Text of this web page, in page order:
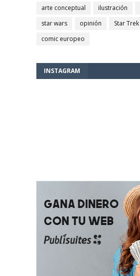
arte conceptual
ilustración
star wars
opinión Star Trek
comic europeo
INSTAGRAM